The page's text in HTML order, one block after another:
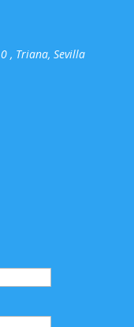
, Triana, Sevilla